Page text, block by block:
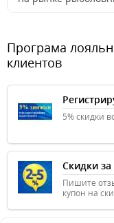
Програма
клиентов
5% скидки
Скидки
Пишите
купон на